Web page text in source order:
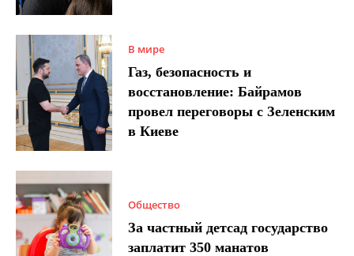
В мире
Газ, безопасность и
восстановление: Байрамов
провел переговоры с Зеленским
в Киеве
Общество
За частный детсад государство
заплатит 350 манатов